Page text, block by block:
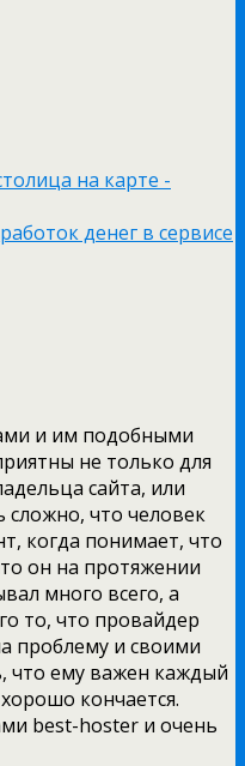
на карте -
денег в сервисе
и им подобными
не только для
сайта, или
сложно, что человек
когда понимает, что
он на протяжении
много всего, а
то, что провайдер
проблему и своими
что ему важен каждый
кончается.
best-hoster и очень